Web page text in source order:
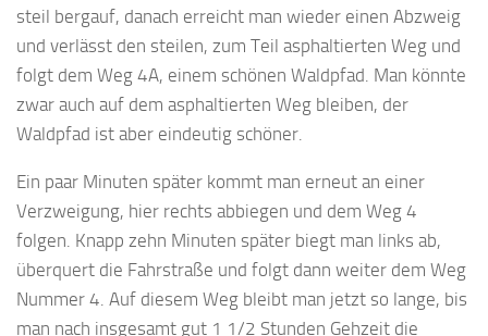
steil bergauf, danach erreicht man wieder einen Abzweig
und verlässt den steilen, zum Teil asphaltierten Weg und
folgt dem Weg 4A, einem schönen Waldpfad. Man könnte
zwar auch auf dem asphaltierten Weg bleiben, der
Waldpfad ist aber eindeutig schöner.
Ein paar Minuten später kommt man erneut an einer
Verzweigung, hier rechts abbiegen und dem Weg 4
folgen. Knapp zehn Minuten später biegt man links ab,
überquert die Fahrstraße und folgt dann weiter dem Weg
Nummer 4. Auf diesem Weg bleibt man jetzt so lange, bis
man nach insgesamt gut 1 1/2 Stunden Gehzeit die